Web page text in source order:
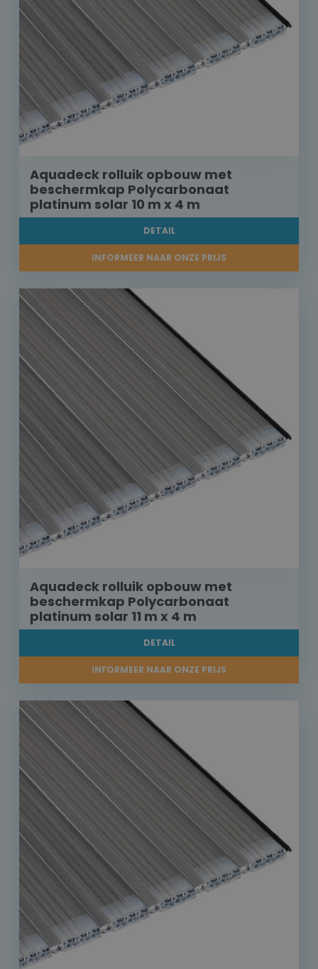
Aquadeck rolluik opbouw met
beschermkap Polycarbonaat
platinum solar 10 m x 4 m
DETAIL
INFORMEER NAAR ONZE PRIJS
Aquadeck rolluik opbouw met
beschermkap Polycarbonaat
platinum solar 11 m x 4 m
DETAIL
INFORMEER NAAR ONZE PRIJS